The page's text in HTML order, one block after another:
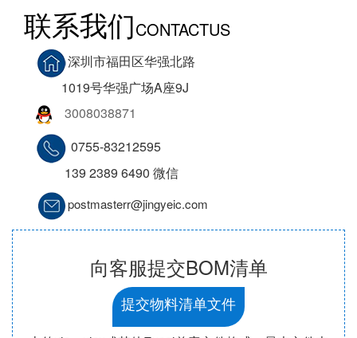
联系我们CONTACTUS
深圳市福田区华强北路
1019号华强广场A座9J
3008038871
0755-83212595
139 2389 6490 微信
postmasterr@jingyeic.com
向客服提交BOM清单
提交物料清单文件